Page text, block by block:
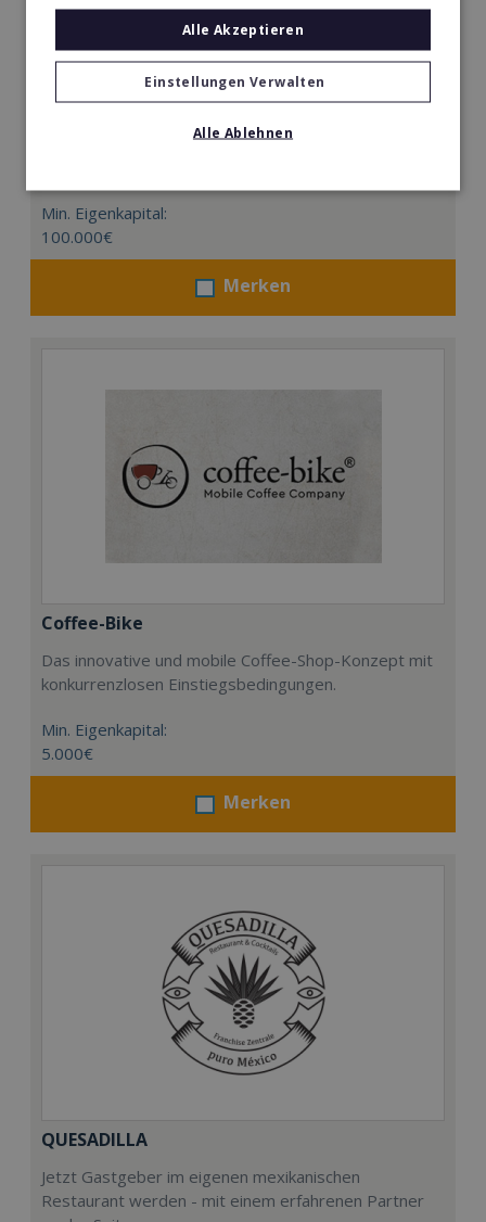
Mindways 3D TrickArt
3D TrickArt ist der neue Mega-Freizeittrend für die
Min. Eigenkapital:
100.000€
Merken
Coffee-Bike
Das innovative und mobile Coffee-Shop-Konzept mit
konkurrenzlosen Einstiegsbedingungen.
Min. Eigenkapital:
5.000€
Merken
QUESADILLA
Jetzt Gastgeber im eigenen mexikanischen
Restaurant werden - mit einem erfahrenen Partner
Alle Akzeptieren
Einstellungen Verwalten
Alle Ablehnen